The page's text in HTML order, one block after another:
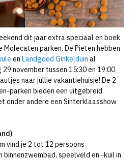
dit jaar extra speciaal en boek
Molecaten parken. De Pieten hebben
en Landgoed Ginkelduin al
november tussen 15:30 en 19:00
naar jullie vakantiehuisje! De 2
parken bieden een uitgebreid
onder andere een Sinterklaasshow
vind je 2 tot 12 persoons
binnenzwembad, speelveld en -kuil in